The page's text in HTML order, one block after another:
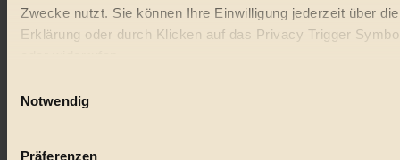
Zwecke nutzt. Sie können Ihre Einwilligung jederzeit über
Erklärung oder durch Klicken auf das Privacy Trigger
Wenn Sie es erlauben, würden wir auch gerne:
Notwendig
Präferenzen
Bio
Nachhaltigkeit